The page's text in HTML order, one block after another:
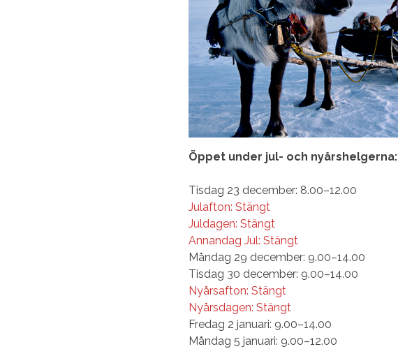
Öppet under jul- och nyårshelgerna:
Tisdag 23 december: 8.00–12.00
Julafton: Stängt
Juldagen: Stängt
Annandag Jul: Stängt
Måndag 29 december: 9.00–14.00
Tisdag 30 december: 9.00–14.00
Nyårsafton: Stängt
Nyårsdagen: Stängt
Fredag 2 januari: 9.00–14.00
Måndag 5 januari: 9.00–12.00